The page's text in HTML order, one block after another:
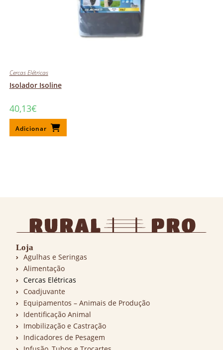
Cercas Elétricas
Isolador Isoline
40,13€
Adicionar
Loja
Agulhas e Seringas
Alimentação
Cercas Elétricas
Coadjuvante
Equipamentos – Animais de Produção
Identificação Animal
Imobilização e Castração
Indicadores de Pesagem